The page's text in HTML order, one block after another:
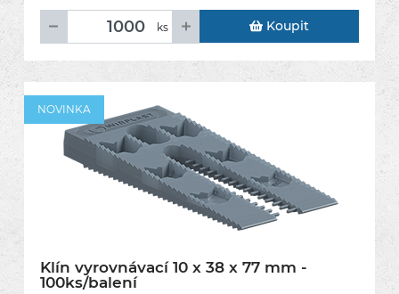
ks Koupit
NOVINKA
Klín vyrovnávací 10 x 38 x 77 mm -
100ks/balení